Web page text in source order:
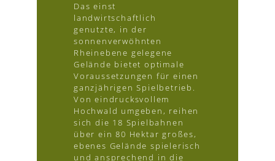
Das einst
landwirtschaftlich
genutzte, in der
sonnenverwöhnten
Rheinebene gelegene
Gelände bietet optimale
Voraussetzungen für einen
ganzjährigen Spielbetrieb.
Von eindrucksvollem
Hochwald umgeben, reihen
sich die 18 Spielbahnen
über ein 80 Hektar großes,
ebenes Gelände spielerisch
und ansprechend in die